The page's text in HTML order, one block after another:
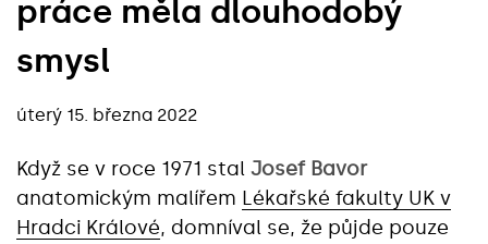
práce měla dlouhodobý
smysl
úterý 15. března 2022
Když se v roce 1971 stal Josef Bavor
anatomickým malířem Lékařské fakulty UK v
Hradci Králové, domníval se, že půjde pouze